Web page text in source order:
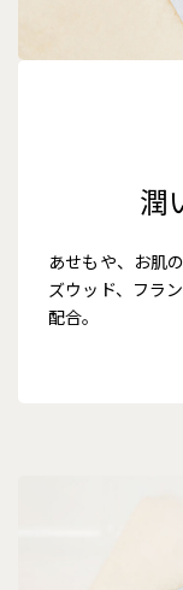
潤
あせもや、お肌
ズウッド、フラ
配合。